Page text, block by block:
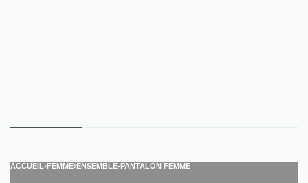
ACCUEIL›FEMME›ENSEMBLE-PANTALON FEMME